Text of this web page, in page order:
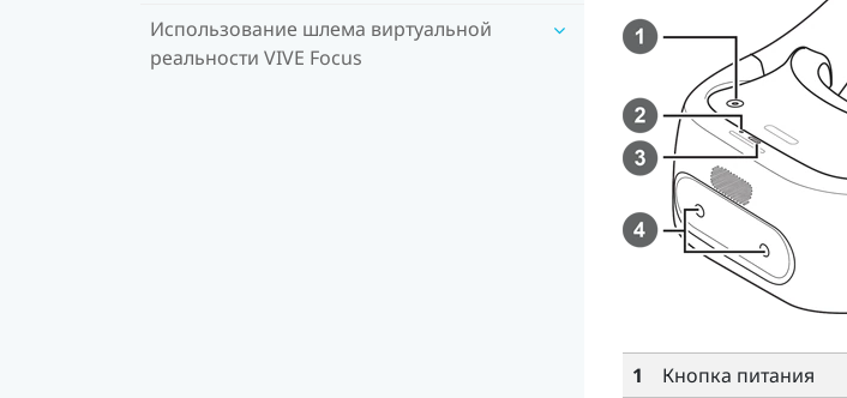
Использование шлема виртуальной
реальности VIVE Focus
1
Кнопка питания